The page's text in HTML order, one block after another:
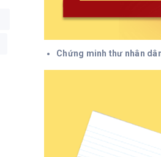
Chứng minh thư nhân